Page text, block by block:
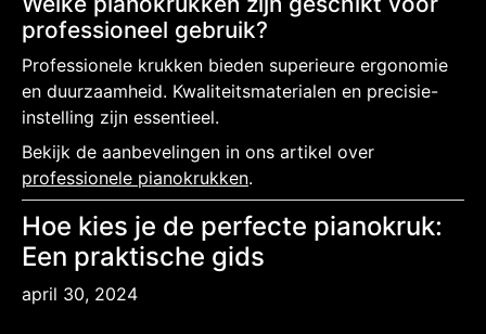
professioneel gebruik?
Professionele krukken bieden superieure ergonomie
en duurzaamheid. Kwaliteitsmaterialen en precisie-
instelling zijn essentieel.
Bekijk de aanbevelingen in ons artikel over
professionele pianokrukken.
Hoe kies je de perfecte pianokruk:
Een praktische gids
april 30, 2024